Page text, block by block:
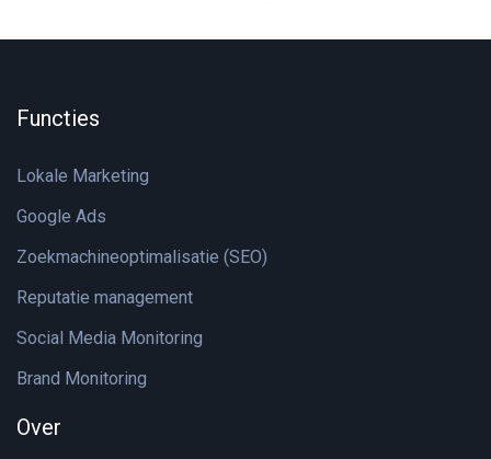
Functies
Lokale Marketing
Google Ads
Zoekmachineoptimalisatie (SEO)
Reputatie management
Social Media Monitoring
Brand Monitoring
Over